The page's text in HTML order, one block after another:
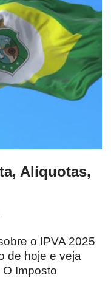
Alíquotas,
o IPVA 2025
de hoje e veja
Imposto